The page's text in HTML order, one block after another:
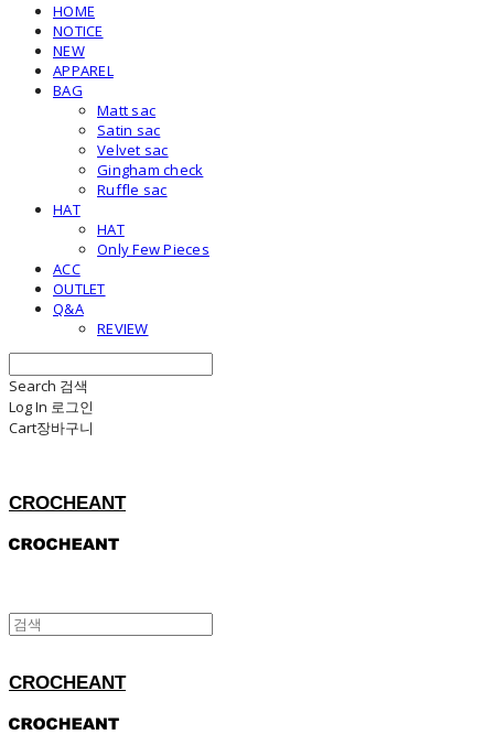
HOME
NOTICE
NEW
APPAREL
BAG
Matt sac
Satin sac
Velvet sac
Gingham check
Ruffle sac
HAT
HAT
Only Few Pieces
ACC
OUTLET
Q&A
REVIEW
Search 검색
Log In 로그인
Cart장바구니
CROCHEANT
CROCHEANT